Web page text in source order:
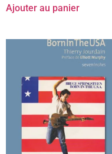
Ajouter au panier